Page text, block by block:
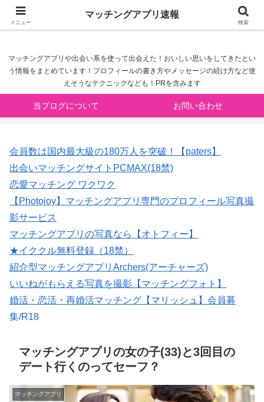
マッチングアプリ速報
マッチングアプリや出会い系を使って出会えた！おいしい思いをしてきたとい
う情報をまとめています！プロフィールの書き方やメッセージの続け方など使
えそうなテクニックなども！PRを含みます
当ブログについて お問い合わせ
会員数は国内最大級の180万人を突破！【paters】
出会いマッチングサイトPCMAX(18禁)
恋愛マッチング ワクワク
【Photojoy】マッチングアプリ専門のプロフィール写真撮
影サービス
マッチングアプリの写真なら【オトフィー】
★イククル無料登録（18禁）
紹介型マッチングアプリArchers(アーチャーズ)
いいねがもらえる写真を撮影【マッチングフォト】
婚活・恋活・再婚活マッチング【マリッシュ】会員募
集/R18
付中】←←
マッチングアプリの女の子(33)と3回目の
デート行くのってセーフ？
マッチングアプリ
メニュー
マッチングアプリ速報
検索